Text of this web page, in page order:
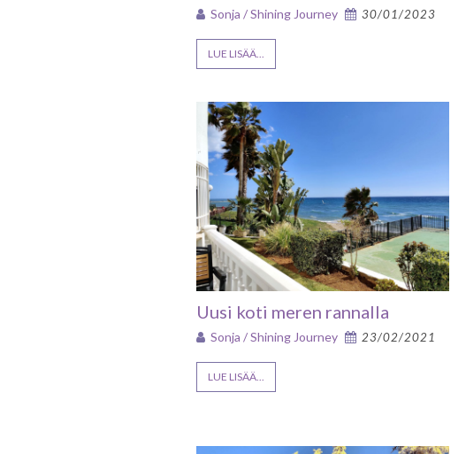
Sonja / Shining Journey 30/01/2023
LUE LISÄÄ...
Uusi koti meren rannalla
Sonja / Shining Journey 23/02/2021
LUE LISÄÄ...